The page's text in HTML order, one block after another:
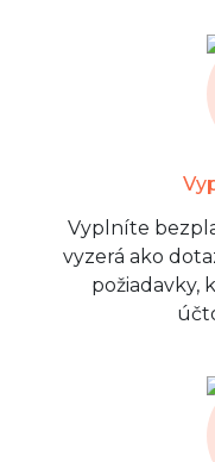
Vyplníte
vyzerá ako
požiadavky,